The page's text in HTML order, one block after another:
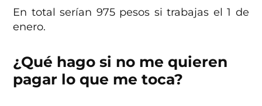
En total serían 975 pesos si trabajas el 1 de
enero.
¿Qué hago si no me quieren
pagar lo que me toca?